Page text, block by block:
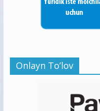
Onlayn To’lov